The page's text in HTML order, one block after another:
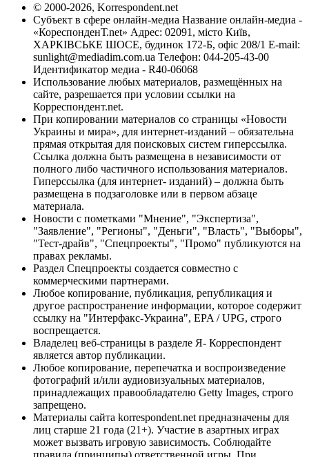
© 2000-2026, Korrespondent.net
Субъект в сфере онлайн-медиа Название онлайн-медиа -
«КореспонденТ.net» Адрес: 02091, місто Київ,
ХАРКІВСЬКЕ ШОСЕ, будинок 172-Б, офіс 208/1 E-mail:
sunlight@mediadim.com.ua Телефон: 044-205-43-00
Идентификатор медиа - R40-06068
Использование любых материалов, размещённых на
сайте, разрешается при условии ссылки на
Корреспондент.net.
При копировании материалов со страницы «Новости
Украины и мира», для интернет-изданий – обязательна
прямая открытая для поисковых систем гиперссылка.
Ссылка должна быть размещена в независимости от
полного либо частичного использования материалов.
Гиперссылка (для интернет- изданий) – должна быть
размещена в подзаголовке или в первом абзаце
материала.
Новости с пометками "Мнение", "Экспертиза",
"Заявление", "Регионы", "Деньги", "Власть", "Выборы",
"Тест-драйв", "Спецпроекты", "Промо" публикуются на
правах рекламы.
Раздел Спецпроекты создается совместно с
коммерческими партнерами.
Любое копирование, публикация, републикация и
другое распространение информации, которое содержит
ссылку на "Интерфакс-Украина", EPA / UPG, строго
воспрещается.
Владелец веб-страницы в разделе Я- Корреспондент
является автор публикации.
Любое копирование, перепечатка и воспроизведение
фотографий и/или аудиовизуальных материалов,
принадлежащих правообладателю Getty Images, строго
запрещено.
Материалы сайта korrespondent.net предназначены для
лиц старше 21 года (21+). Участие в азартных играх
может вызвать игровую зависимость. Соблюдайте
правила (принципы) ответственной игры. При